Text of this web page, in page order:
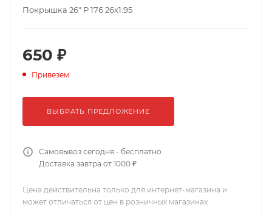
Покрышка 26" Р 176 26x1.95
650 ₽
Привезем
ВЫБРАТЬ ПРЕДЛОЖЕНИЕ
Самовывоз сегодня - бесплатно
Доставка завтра от 1000 ₽
Цена действительна только для интернет-магазина и
может отличаться от цен в розничных магазинах